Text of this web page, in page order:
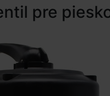
pre